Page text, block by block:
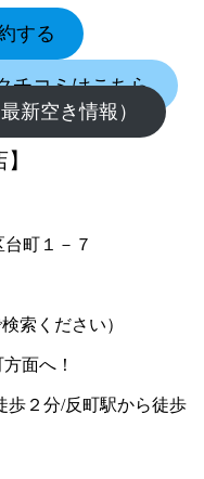
する
チコミはこちら
新空き情報）
町１－７
索ください）
面へ！
歩２分/反町駅から徒歩